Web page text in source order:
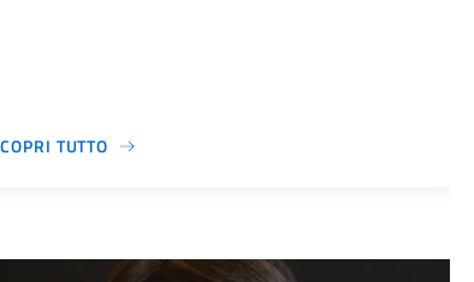
TUTTO